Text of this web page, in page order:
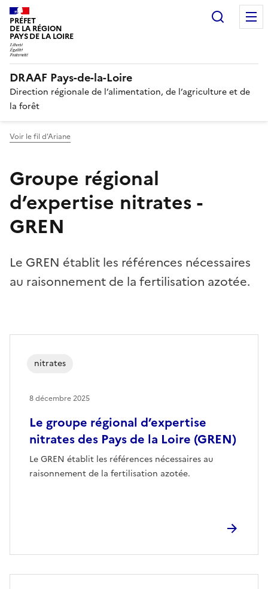
PRÉFET
DE LA RÉGION
PAYS DE LA LOIRE
DRAAF Pays-de-la-Loire
Direction régionale de l’alimentation, de l’agriculture et de
la forêt
Voir le fil d'Ariane
Groupe régional
d’expertise nitrates -
GREN
Le GREN établit les références nécessaires
au raisonnement de la fertilisation azotée.
Le groupe régional d’expertise
nitrates des Pays de la Loire (GREN)
Le GREN établit les références nécessaires au
raisonnement de la fertilisation azotée.
nitrates
8 décembre 2025